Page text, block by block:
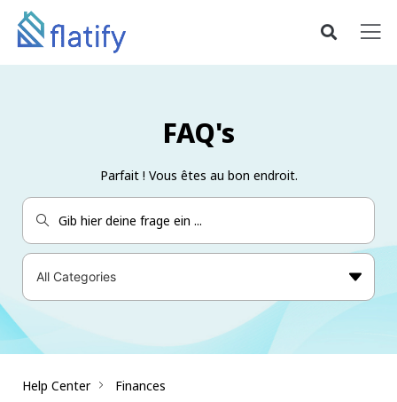
FAQ's
Parfait ! Vous êtes au bon endroit.
Help Center Finances